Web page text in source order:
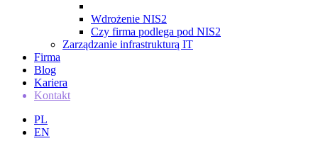
Wdrożenie NIS2
Czy firma podlega pod NIS2
Zarządzanie infrastrukturą IT
Firma
Blog
Kariera
Kontakt
PL
EN